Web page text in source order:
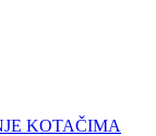
KOTAČIMA